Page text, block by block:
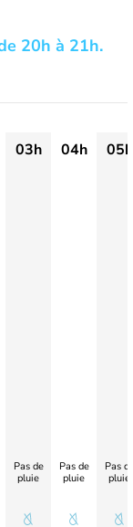
20h à 21h.
03h 04h
05h
Pas de
pluie
Pas de
pluie
Pas
pluie